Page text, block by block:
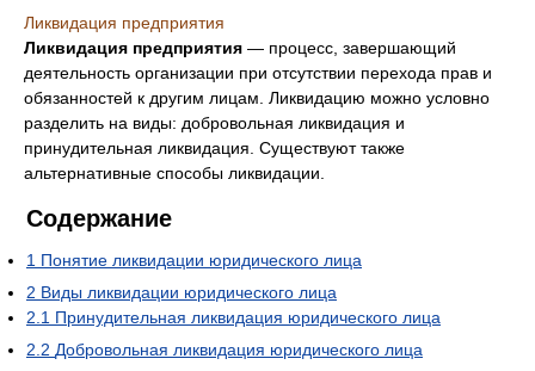
Ликвидация предприятия
Ликвидация предприятия — процесс, завершающий
деятельность организации при отсутствии перехода прав и
обязанностей к другим лицам. Ликвидацию можно условно
разделить на виды: добровольная ликвидация и
принудительная ликвидация. Существуют также
альтернативные способы ликвидации.
Содержание
1 Понятие ликвидации юридического лица
2 Виды ликвидации юридического лица
2.1 Принудительная ликвидация юридического лица
2.2 Добровольная ликвидация юридического лица